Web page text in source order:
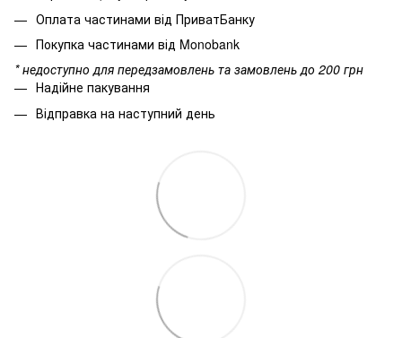
Оплата частинами від ПриватБанку
Покупка частинами від Monobank
* недоступно для передзамовлень та замовлень до 200 грн
Надійне пакування
Відправка на наступний день